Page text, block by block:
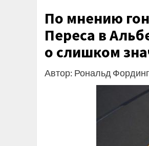
По мнению
Переса в
о слишком
Автор: Рональд Фординг